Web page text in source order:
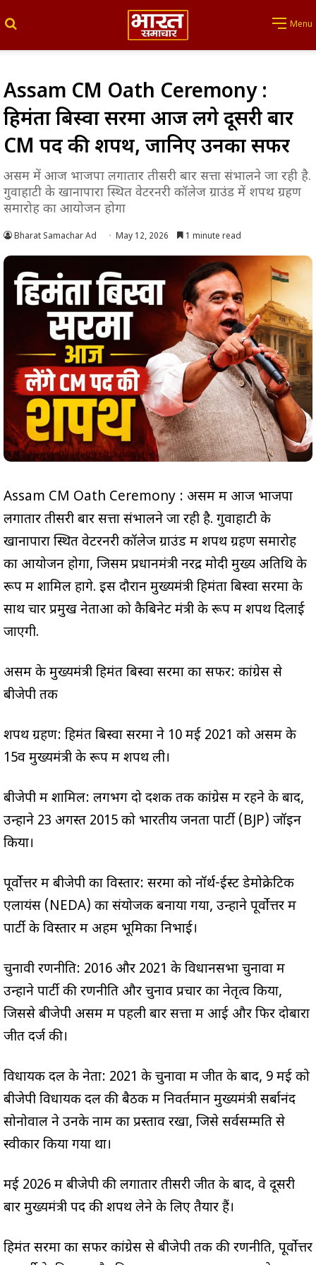
Menu
Assam CM Oath Ceremony :
हिमंता बिस्वा सरमा आज लेंगे दूसरी बार
CM पद की शपथ, जानिए उनका सफर
असम में आज भाजपा लगातार तीसरी बार सत्ता संभालने जा रही है.
गुवाहाटी के खानापारा स्थित वेटरनरी कॉलेज ग्राउंड में शपथ ग्रहण
समारोह का आयोजन होगा
Bharat Samachar Ad May 12, 2026 1 minute read
Assam CM Oath Ceremony : असम में आज भाजपा
लगातार तीसरी बार सत्ता संभालने जा रही है. गुवाहाटी के
खानापारा स्थित वेटरनरी कॉलेज ग्राउंड में शपथ ग्रहण समारोह
का आयोजन होगा, जिसमें प्रधानमंत्री नरेंद्र मोदी मुख्य अतिथि के
रूप में शामिल होंगे. इस दौरान मुख्यमंत्री हिमंता बिस्वा सरमा के
साथ चार प्रमुख नेताओं को कैबिनेट मंत्री के रूप में शपथ दिलाई
जाएगी.
असम के मुख्यमंत्री हिमंत बिस्वा सरमा का सफर: कांग्रेस से
बीजेपी तक
शपथ ग्रहण: हिमंत बिस्वा सरमा ने 10 मई 2021 को असम के
15वें मुख्यमंत्री के रूप में शपथ ली।
बीजेपी में शामिल: लगभग दो दशक तक कांग्रेस में रहने के बाद,
उन्होंने 23 अगस्त 2015 को भारतीय जनता पार्टी (BJP) जॉइन
किया।
पूर्वोत्तर में बीजेपी का विस्तार: सरमा को नॉर्थ-ईस्ट डेमोक्रेटिक
एलायंस (NEDA) का संयोजक बनाया गया, उन्होंने पूर्वोत्तर में
पार्टी के विस्तार में अहम भूमिका निभाई।
चुनावी रणनीति: 2016 और 2021 के विधानसभा चुनावों में
उन्होंने पार्टी की रणनीति और चुनाव प्रचार का नेतृत्व किया,
जिससे बीजेपी असम में पहली बार सत्ता में आई और फिर दोबारा
जीत दर्ज की।
विधायक दल के नेता: 2021 के चुनावों में जीत के बाद, 9 मई को
बीजेपी विधायक दल की बैठक में निवर्तमान मुख्यमंत्री सर्बानंद
सोनोवाल ने उनके नाम का प्रस्ताव रखा, जिसे सर्वसम्मति से
स्वीकार किया गया था।
मई 2026 में बीजेपी की लगातार तीसरी जीत के बाद, वे दूसरी
बार मुख्यमंत्री पद की शपथ लेने के लिए तैयार हैं।
हिमंत सरमा का सफर कांग्रेस से बीजेपी तक की रणनीति, पूर्वोत्तर